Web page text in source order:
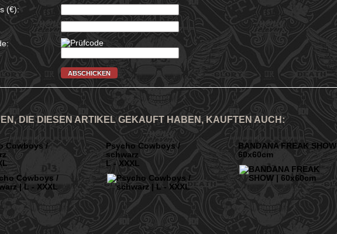
(€):
ABSCHICKEN
DIE DIESEN ARTIKEL GEKAUFT HABEN, KAUFTEN AUCH:
Cowboys /
Psycho Cowboys /
schwarz
L - XXXL
BANDANA FREAK SHOW
60x60cm